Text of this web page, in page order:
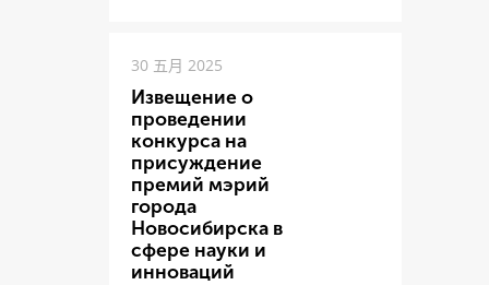
30 五月 2025
Извещение о
проведении
конкурса на
присуждение
премий мэрий
города
Новосибирска в
сфере науки и
инноваций